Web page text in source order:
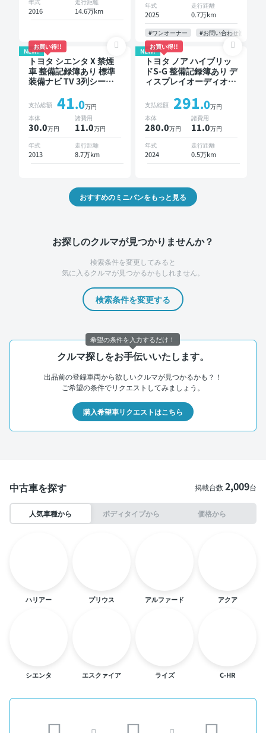
2016 14.6万km
クドア バックモニター
全方位カメラ ドライブ
レコーダー 衝突軽減 両
側電動スライドドア 7人
乗り
年式
2025
走行距離
0.7万km
#ワンオーナー #お問い合わせ歓迎
NEW!
お買い得!!
トヨタ シエンタ X 禁煙
車 整備記録簿あり 標準
装備ナビ TV 3列シート
ニター 7人乗り
支払総額 41.0万円
本体
30.0万円
諸費用
11.0万円
年式
2013
走行距離
8.7万km
NEW!
お買い得!!
トヨタ ノア ハイブリッ
ドS-G 整備記録簿あり デ
ィスプレイオーディオ ※
トクルーズ 3列シート ス
マートキー バックモニ
ター ドライブレコーダ
ー 衝突軽減 7人乗り
支払総額 291.0万円
本体
280.0万円
諸費用
11.0万円
年式
2024
走行距離
0.5万km
おすすめのミニバンをもっと見る
お探しのクルマが見つかりませんか？
検索条件を変更してみると
気に入るクルマが見つかるかもしれません。
検索条件を変更する
クルマ探しをお手伝いいたします。
出品前の登録車両から欲しいクルマが見つかるかも？！
ご希望の条件でリクエストしてみましょう。
購入希望車リクエストはこちら
中古車を探す 掲載台数2,009台
人気車種から ボディタイプから 価格から
ハリアー プリウス アルファード アクア
シエンタ エスクァイア ライズ C-HR
希望の条件を入力するだけ！